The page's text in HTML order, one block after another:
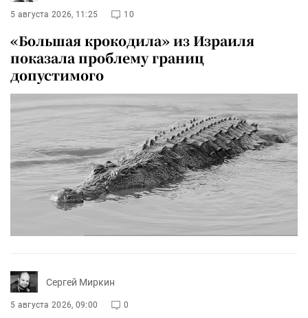
5 августа 2026, 11:25 10
«Большая крокодила» из Израиля
показала проблему границ
допустимого
Сергей Миркин
5 августа 2026, 09:00 0